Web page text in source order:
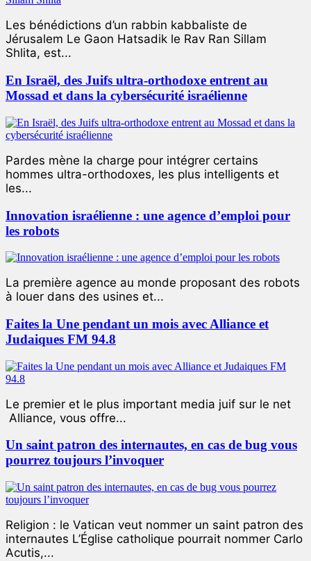
Les bénédictions d’un rabbin kabbaliste de
Jérusalem Le Gaon Hatsadik le Rav Ran Sillam
Shlita, est...
En Israël, des Juifs ultra-orthodoxe entrent au
Mossad et dans la cybersécurité israélienne
Pardes mène la charge pour intégrer certains
hommes ultra-orthodoxes, les plus intelligents et
les...
Innovation israélienne : une agence d’emploi pour
les robots
La première agence au monde proposant des robots
à louer dans des usines et...
Faites la Une pendant un mois avec Alliance et
Judaiques FM 94.8
Le premier et le plus important media juif sur le net
Alliance, vous offre...
Un saint patron des internautes, en cas de bug vous
pourrez toujours l’invoquer
Religion : le Vatican veut nommer un saint patron des
internautes L’Église catholique pourrait nommer Carlo
Acutis,...